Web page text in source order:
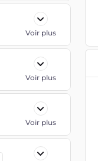
Voir plus
Voir plus
Voir plus